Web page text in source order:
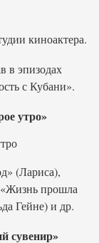
киноактера.
в эпизодах
с Кубани».
утро»
(Лариса),
прошла
Гейне) и др.
сувенир»